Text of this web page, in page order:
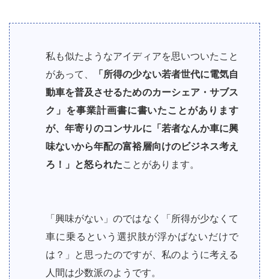
私も似たようなアイディアを思いついたこと
があって、
「所得の少ない若者世代に電気自
動車を普及させるためのカーシェア・サブス
ク」を事業計画書に書いたことがあります
が、年寄りのコンサルに「若者なんか車に興
味ないから年配の富裕層向けのビジネス考え
ろ！」と怒られたことがあります。
「興味がない」のではなく「所得が少なくて
車に乗るという選択肢が浮かばないだけで
は？」と思ったのですが、私のように考える
人間は少数派のようです。